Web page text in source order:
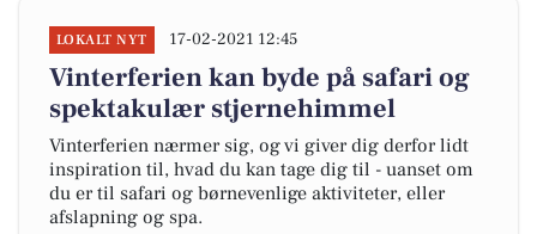
LOKALT NYT 17-02-2021 12:45
Vinterferien kan byde på safari og
spektakulær stjernehimmel
Vinterferien nærmer sig, og vi giver dig derfor lidt
inspiration til, hvad du kan tage dig til - uanset om
du er til safari og børnevenlige aktiviteter, eller
afslapning og spa.